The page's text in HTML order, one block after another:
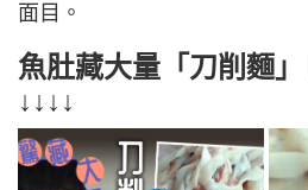
面目。
魚肚藏大量「刀削麵
↓↓↓↓